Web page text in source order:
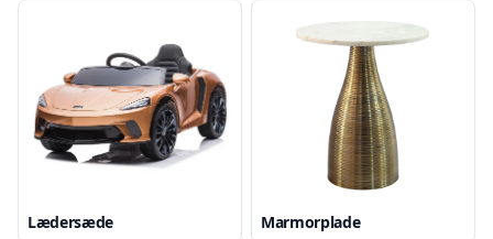
Lædersæde Marmorplade